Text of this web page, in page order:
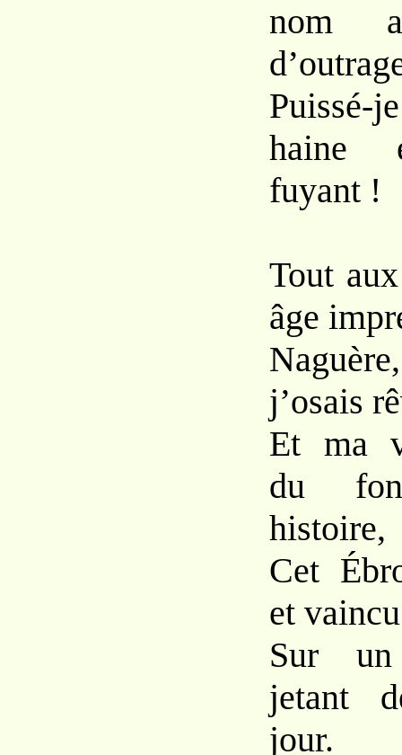
nom
haine
fuyant !
Tout
âge
j’osais
Et ma
du
histoire,
Cet
et
Sur
jetant
jour.